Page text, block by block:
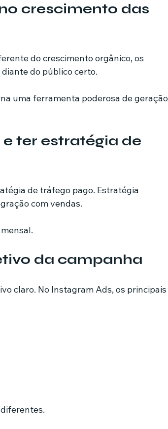
crescimento das
do crescimento orgânico, os
do público certo.
uma ferramenta poderosa de geração
ter estratégia de
de tráfego pago. Estratégia
com vendas.
da campanha
claro. No Instagram Ads, os principais